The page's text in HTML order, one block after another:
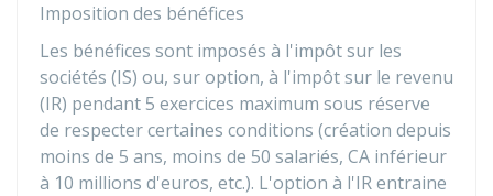
Imposition des bénéfices
Les bénéfices sont imposés à l'impôt sur les
sociétés (IS) ou, sur option, à l'impôt sur le revenu
(IR) pendant 5 exercices maximum sous réserve
de respecter certaines conditions (création depuis
moins de 5 ans, moins de 50 salariés, CA inférieur
à 10 millions d'euros, etc.). L'option à l'IR entraine